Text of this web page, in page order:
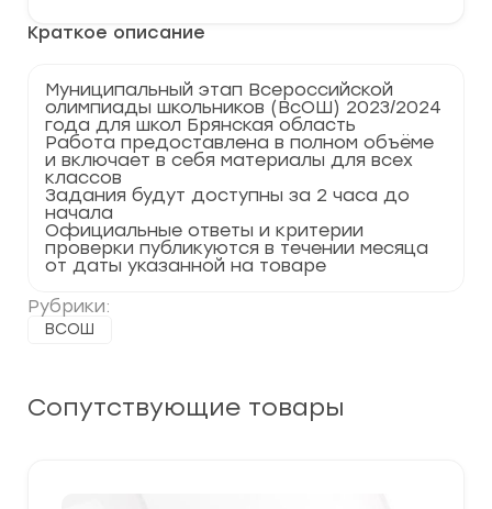
Краткое описание
Муниципальный этап Всероссийской
олимпиады школьников (ВсОШ) 2023/2024
года для школ Брянская область
Работа предоставлена в полном объёме
и включает в себя материалы для всех
классов
Задания будут доступны за 2 часа до
начала
Официальные ответы и критерии
проверки публикуются в течении месяца
от даты указанной на товаре
Рубрики:
ВСОШ
этап
по
2024
г.
Брянская
область
32
регион
Сопутствующие товары